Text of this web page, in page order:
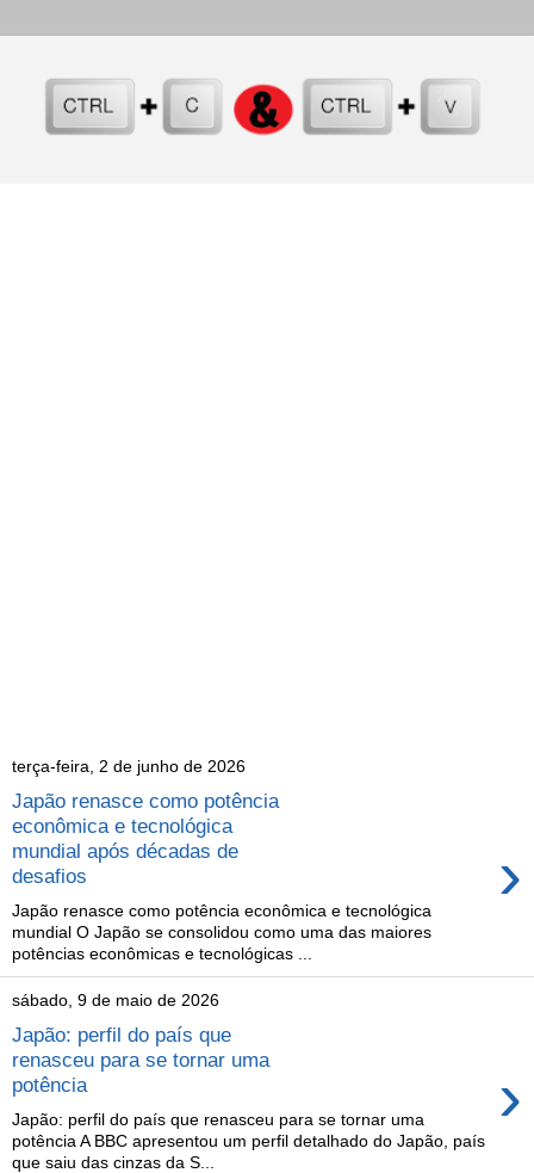
terça-feira, 2 de junho de 2026
Japão renasce como potência
econômica e tecnológica
mundial após décadas de
desafios
›
Japão renasce como potência econômica e tecnológica
mundial O Japão se consolidou como uma das maiores
potências econômicas e tecnológicas ...
sábado, 9 de maio de 2026
Japão: perfil do país que
renasceu para se tornar uma
potência
›
Japão: perfil do país que renasceu para se tornar uma
potência A BBC apresentou um perfil detalhado do Japão, país
que saiu das cinzas da S...